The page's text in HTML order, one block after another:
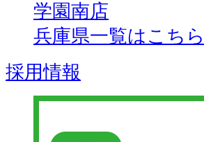
学園南店
兵庫県一覧はこちら
採用情報